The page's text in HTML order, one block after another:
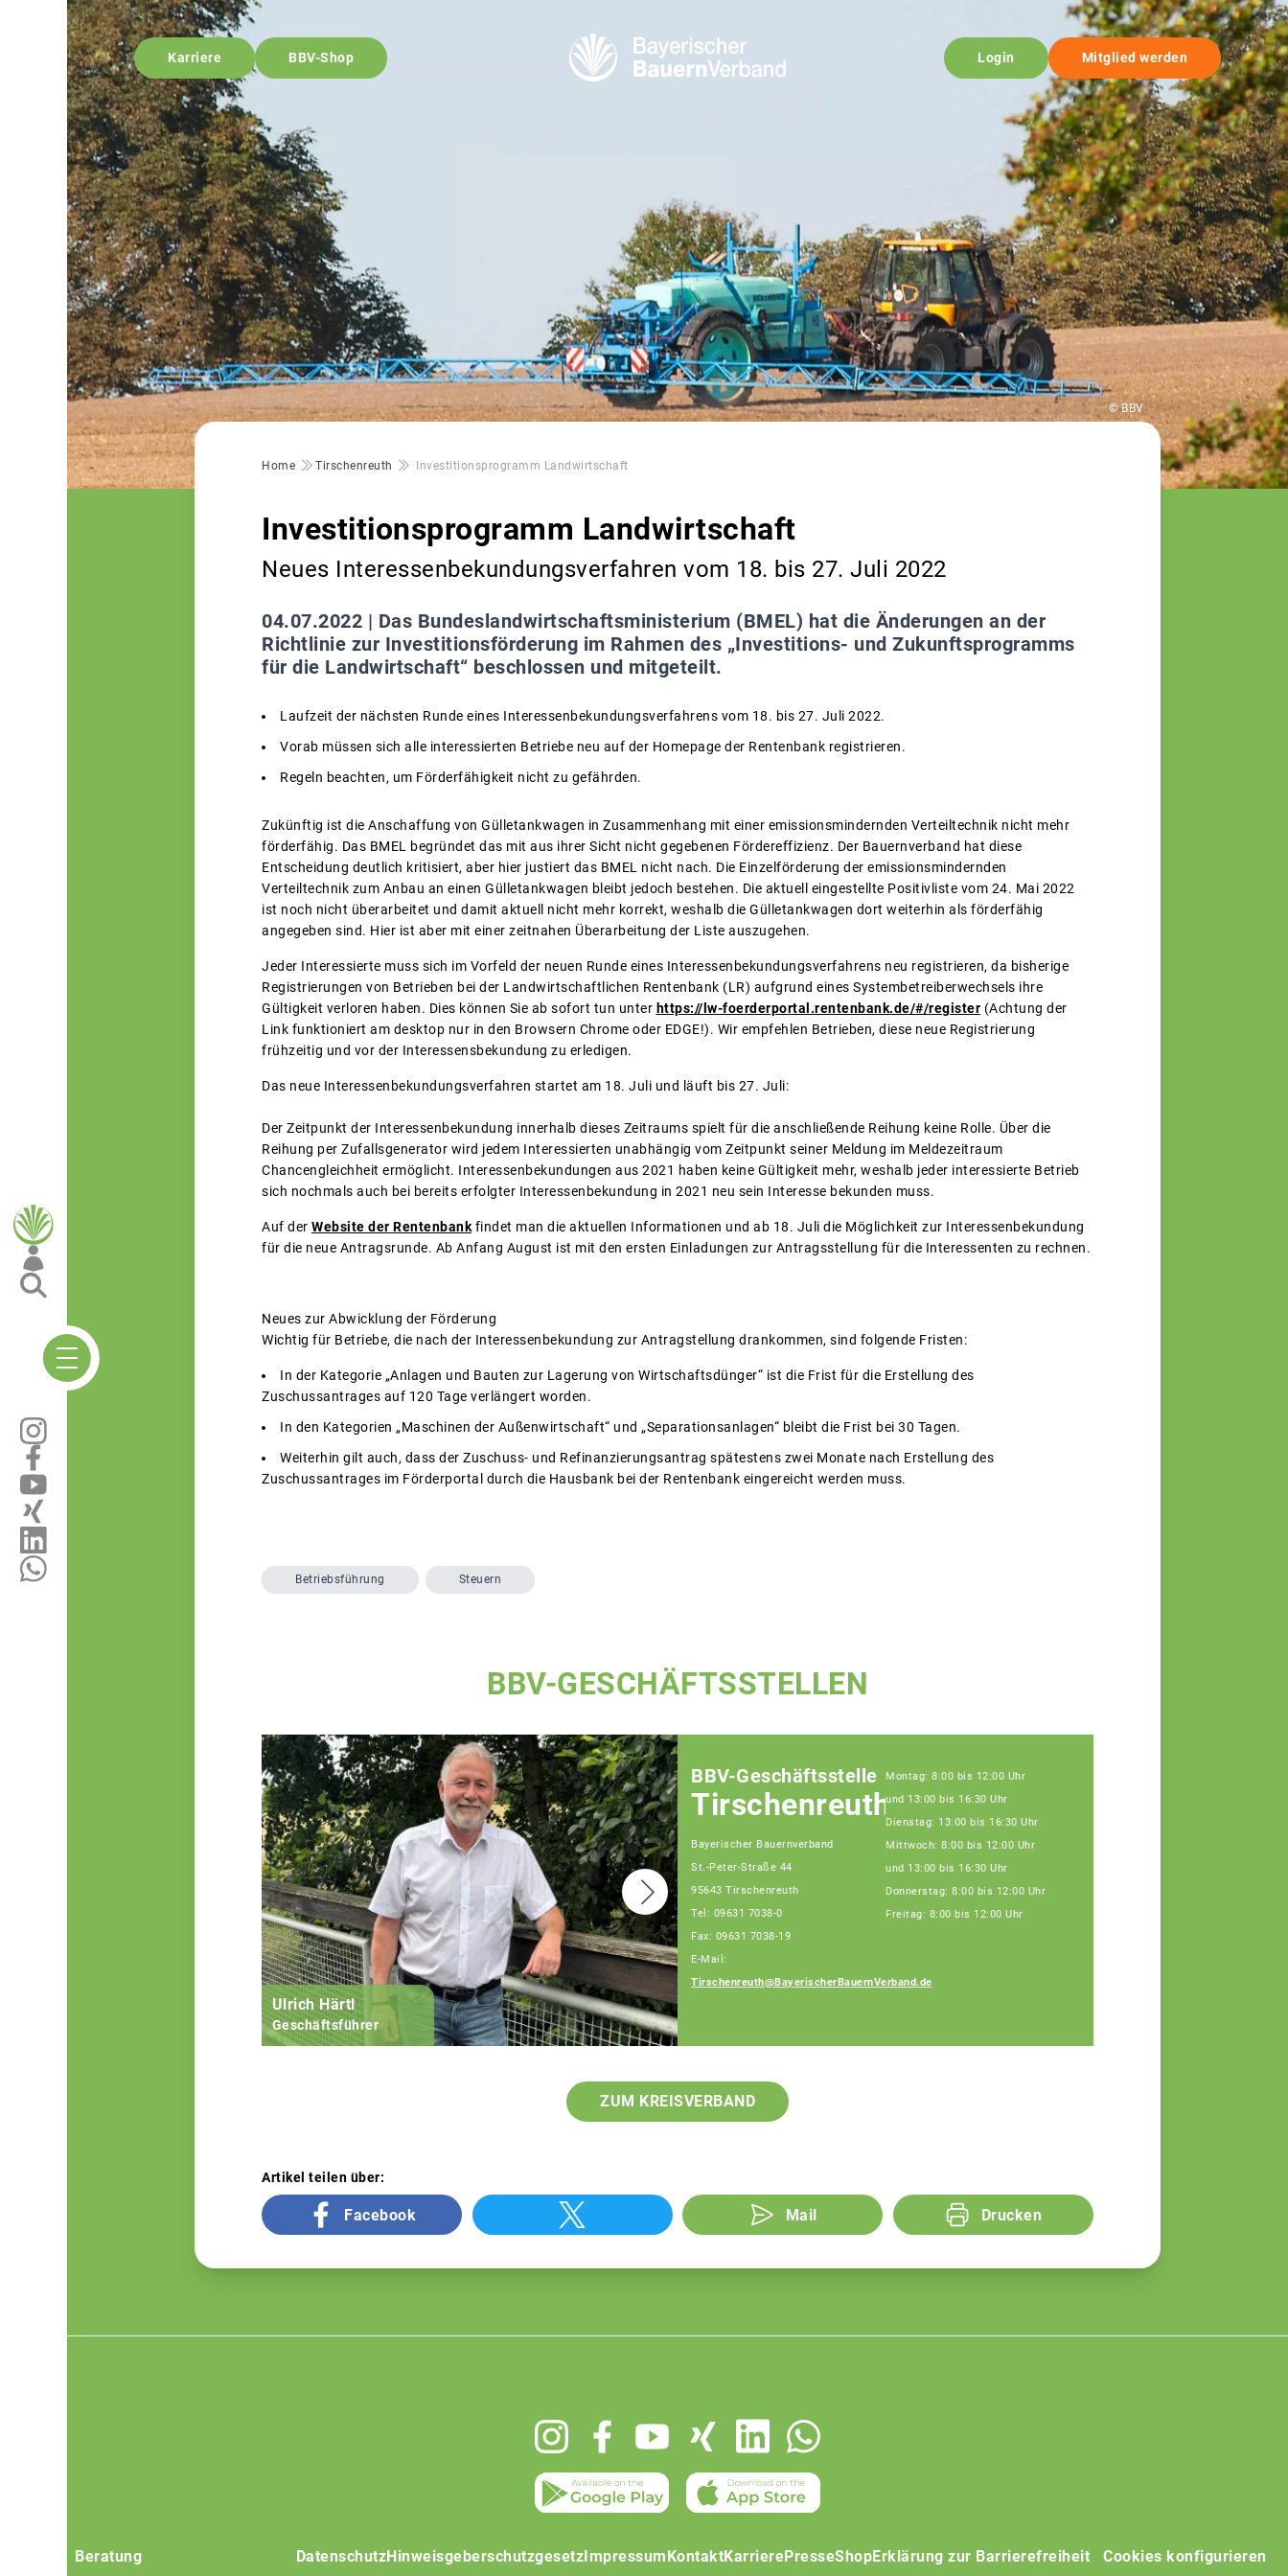
Karriere BBV-Shop Login Mitglied werden
© BBV
Pfadnavigation
Home Tirschenreuth Investitionsprogramm Landwirtschaft
Investitionsprogramm Landwirtschaft
Neues Interessenbekundungsverfahren vom 18. bis 27. Juli 2022
04.07.2022 | Das Bundeslandwirtschaftsministerium (BMEL) hat die Änderungen an der
Richtlinie zur Investitionsförderung im Rahmen des „Investitions- und Zukunftsprogramms
für die Landwirtschaft“ beschlossen und mitgeteilt.
Laufzeit der nächsten Runde eines Interessenbekundungsverfahrens vom 18. bis 27. Juli 2022.
Vorab müssen sich alle interessierten Betriebe neu auf der Homepage der Rentenbank registrieren.
Regeln beachten, um Förderfähigkeit nicht zu gefährden.
Zukünftig ist die Anschaffung von Gülletankwagen in Zusammenhang mit einer emissionsmindernden Verteiltechnik nicht mehr
förderfähig. Das BMEL begründet das mit aus ihrer Sicht nicht gegebenen Fördereffizienz. Der Bauernverband hat diese
Entscheidung deutlich kritisiert, aber hier justiert das BMEL nicht nach. Die Einzelförderung der emissionsmindernden
Verteiltechnik zum Anbau an einen Gülletankwagen bleibt jedoch bestehen. Die aktuell eingestellte Positivliste vom 24. Mai 2022
ist noch nicht überarbeitet und damit aktuell nicht mehr korrekt, weshalb die Gülletankwagen dort weiterhin als förderfähig
angegeben sind. Hier ist aber mit einer zeitnahen Überarbeitung der Liste auszugehen.
Jeder Interessierte muss sich im Vorfeld der neuen Runde eines Interessenbekundungsverfahrens neu registrieren, da bisherige
Registrierungen von Betrieben bei der Landwirtschaftlichen Rentenbank (LR) aufgrund eines Systembetreiberwechsels ihre
Gültigkeit verloren haben. Dies können Sie ab sofort tun unter https://lw-foerderportal.rentenbank.de/#/register (Achtung der
Link funktioniert am desktop nur in den Browsern Chrome oder EDGE!). Wir empfehlen Betrieben, diese neue Registrierung
frühzeitig und vor der Interessensbekundung zu erledigen.
Das neue Interessenbekundungsverfahren startet am 18. Juli und läuft bis 27. Juli:
Der Zeitpunkt der Interessenbekundung innerhalb dieses Zeitraums spielt für die anschließende Reihung keine Rolle. Über die
Reihung per Zufallsgenerator wird jedem Interessierten unabhängig vom Zeitpunkt seiner Meldung im Meldezeitraum
Chancengleichheit ermöglicht. Interessenbekundungen aus 2021 haben keine Gültigkeit mehr, weshalb jeder interessierte Betrieb
sich nochmals auch bei bereits erfolgter Interessenbekundung in 2021 neu sein Interesse bekunden muss.
Auf der Website der Rentenbank findet man die aktuellen Informationen und ab 18. Juli die Möglichkeit zur Interessenbekundung
für die neue Antragsrunde. Ab Anfang August ist mit den ersten Einladungen zur Antragsstellung für die Interessenten zu rechnen.
Neues zur Abwicklung der Förderung
Wichtig für Betriebe, die nach der Interessenbekundung zur Antragstellung drankommen, sind folgende Fristen:
In der Kategorie „Anlagen und Bauten zur Lagerung von Wirtschaftsdünger“ ist die Frist für die Erstellung des
Zuschussantrages auf 120 Tage verlängert worden.
In den Kategorien „Maschinen der Außenwirtschaft“ und „Separationsanlagen“ bleibt die Frist bei 30 Tagen.
Weiterhin gilt auch, dass der Zuschuss- und Refinanzierungsantrag spätestens zwei Monate nach Erstellung des
Zuschussantrages im Förderportal durch die Hausbank bei der Rentenbank eingereicht werden muss.
Betriebsführung Steuern
BBV-GESCHÄFTSSTELLEN
Ulrich Härtl
Geschäftsführer
BBV-Geschäftsstelle
Tirschenreuth
Bayerischer Bauernverband
St.-Peter-Straße 44
95643 Tirschenreuth
Tel: 09631 7038-0
Fax: 09631 7038-19
E-Mail:
Tirschenreuth@BayerischerBauernVerband.de
Montag: 8:00 bis 12:00 Uhr
und 13:00 bis 16:30 Uhr
Dienstag: 13:00 bis 16:30 Uhr
Mittwoch: 8:00 bis 12:00 Uhr
und 13:00 bis 16:30 Uhr
Donnerstag: 8:00 bis 12:00 Uhr
Freitag: 8:00 bis 12:00 Uhr
ZUM KREISVERBAND
Artikel teilen über:
Facebook Mail Drucken
Beratung
DatenschutzHinweisgeberschutzgesetz Impressum KontaktKarrierePresseShopErklärung zur Barrierefreiheit Cookies konfigurieren